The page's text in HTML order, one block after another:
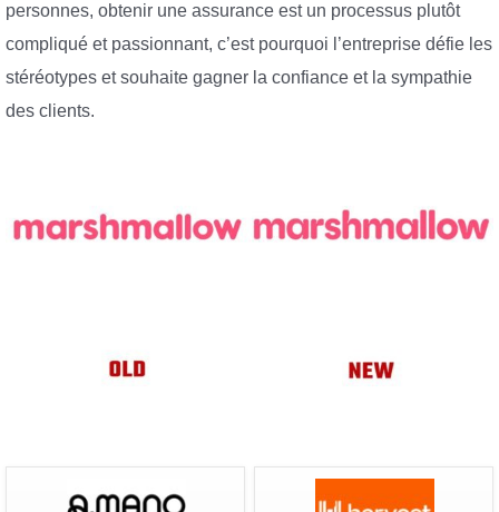
personnes, obtenir une assurance est un processus plutôt
compliqué et passionnant, c’est pourquoi l’entreprise défie les
stéréotypes et souhaite gagner la confiance et la sympathie
des clients.